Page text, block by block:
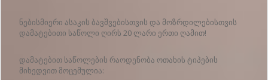
ნებისმიერი ასაკის ბავშვებისთვის და მოზრდილებისთვის
დამატებითი საწოლი ღირს 20 ლარი ერთი ღამით!
დამატებით საწოლების რაოდენობა ოთახის ტიპების
მიხედვით მოცემულია: